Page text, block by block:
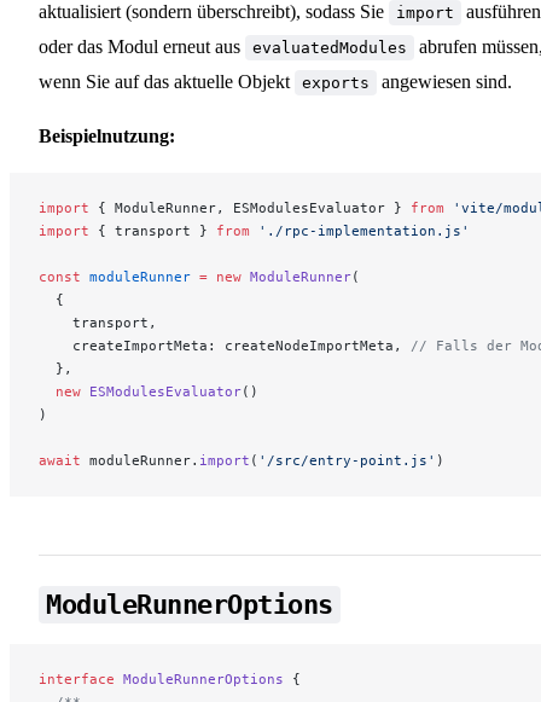
aktualisiert (sondern überschreibt), sodass Sie
import
ausführen
oder das Modul erneut aus
evaluatedModules
abrufen
wenn Sie auf das aktuelle Objekt
exports angewiesen sind.
Beispielnutzung:
import { ModuleRunner, ESModulesEvaluator } from 'vite/
import { transport } from './rpc-implementation.js'
const moduleRunner = new ModuleRunner(
  {
    transport,
    createImportMeta: createNodeImportMeta,
// Falls der
  },
  new
ESModulesEvaluator()
)
await moduleRunner. import ( '/src/entry-point.js' )
ModuleRunnerOptions
interface ModuleRunnerOptions {